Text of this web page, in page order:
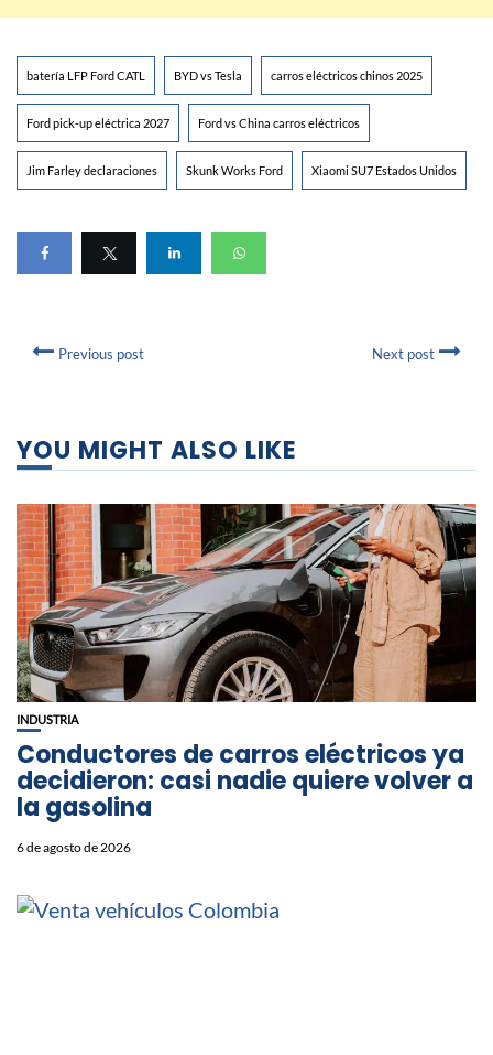
batería LFP Ford CATL BYD vs Tesla carros eléctricos chinos 2025
Ford pick-up eléctrica 2027 Ford vs China carros eléctricos
Jim Farley declaraciones Skunk Works Ford Xiaomi SU7 Estados Unidos
Previous post Next post
YOU MIGHT ALSO LIKE
INDUSTRIA
Conductores de carros eléctricos ya
decidieron: casi nadie quiere volver a
la gasolina
6 de agosto de 2026